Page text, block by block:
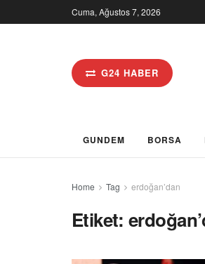
Cuma, Ağustos 7, 2026
G24 HABER
GUNDEM BORSA
Home Tag erdoğan’dan
Etiket: